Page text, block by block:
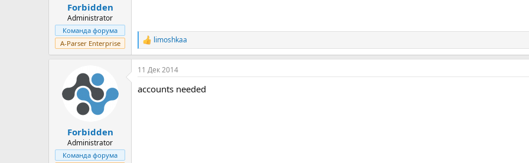
Forbidden
Administrator
Команда форума
A-Parser Enterprise
Р
е
а
к
и
limoshkaa
Forbidden
Administrator
Команда форума
11 Дек 2014
accounts needed